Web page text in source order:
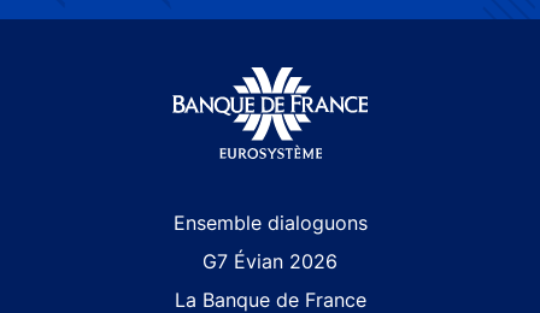
Ensemble dialoguons
G7 Évian 2026
La Banque de France